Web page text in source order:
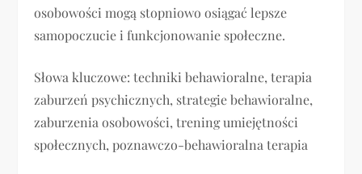
osobowości mogą stopniowo osiągać lepsze
samopoczucie i funkcjonowanie społeczne.
Słowa kluczowe: techniki behawioralne, terapia
zaburzeń psychicznych, strategie behawioralne,
zaburzenia osobowości, trening umiejętności
społecznych, poznawczo-behawioralna terapia